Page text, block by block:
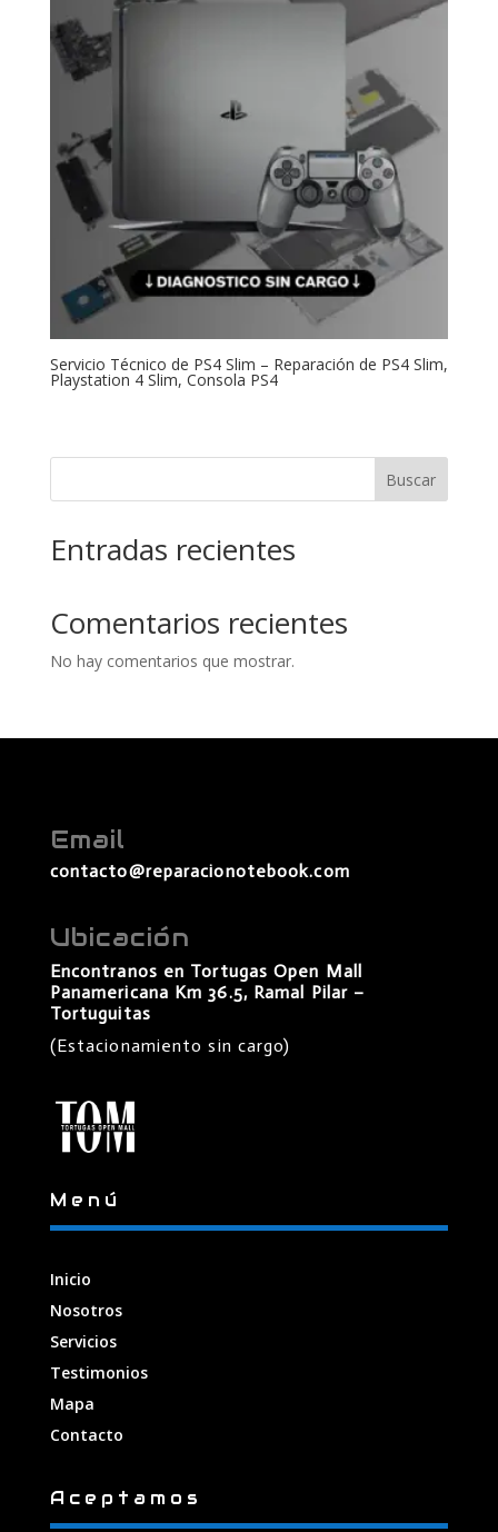
Servicio Técnico de PS4 Slim – Reparación de PS4 Slim,
Playstation 4 Slim, Consola PS4
Buscar
Entradas recientes
Comentarios recientes
No hay comentarios que mostrar.
Email
contacto@reparacionotebook.com
Ubicación
Encontranos en Tortugas Open Mall
Panamericana Km 36.5, Ramal Pilar –
Tortuguitas
(Estacionamiento sin cargo)
Menú
Inicio
Nosotros
Servicios
Testimonios
Mapa
Contacto
Aceptamos